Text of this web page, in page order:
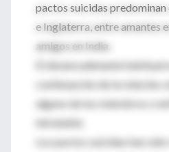
pactos suicidas predominan
e Inglaterra, entre amantes
amigos en India.
El desencadenante habitual
continuación de la relación,
alguno de los miembros o
intratable.
Los pactos suicidas han